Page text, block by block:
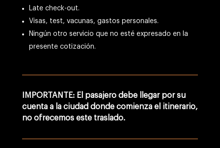
Late check-out.
Visas, test, vacunas, gastos personales.
Ningún otro servicio que no esté expresado en la
presente cotización.
IMPORTANTE: El pasajero debe llegar por su
cuenta a la ciudad donde comienza el itinerario,
no ofrecemos este traslado.